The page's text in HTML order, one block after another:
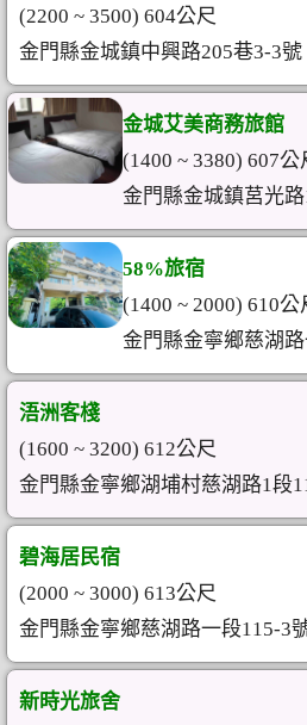
(2200 ~ 3500) 604公尺
金門縣金城鎮中興路205巷3-3號
金城艾美商務旅館
(1400 ~ 3380) 607公
金門縣金城鎮莒光
58%旅宿
(1400 ~ 2000) 610公
金門縣金寧鄉慈湖
浯洲客棧
(1600 ~ 3200) 612公尺
金門縣金寧鄉湖埔村慈湖路1段
碧海居民宿
(2000 ~ 3000) 613公尺
金門縣金寧鄉慈湖路一段115-3
新時光旅舍